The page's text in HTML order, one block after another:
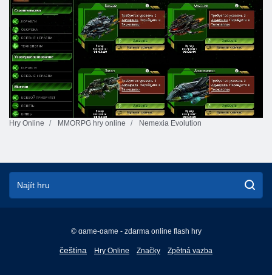
Hry Online MMORPG hry online Nemexia Evolution
© game-game - zdarma online flash hry
čeština
English
Hry Online Značky Zpětná vazba